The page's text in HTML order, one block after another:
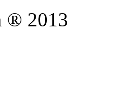
® 2013